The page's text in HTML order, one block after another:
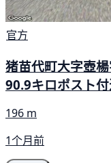
官方
猪苗代町大字壺
90.9キロポスト
196 m
1个月前